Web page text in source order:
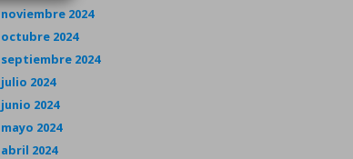
noviembre 2024
octubre 2024
septiembre 2024
julio 2024
junio 2024
mayo 2024
abril 2024